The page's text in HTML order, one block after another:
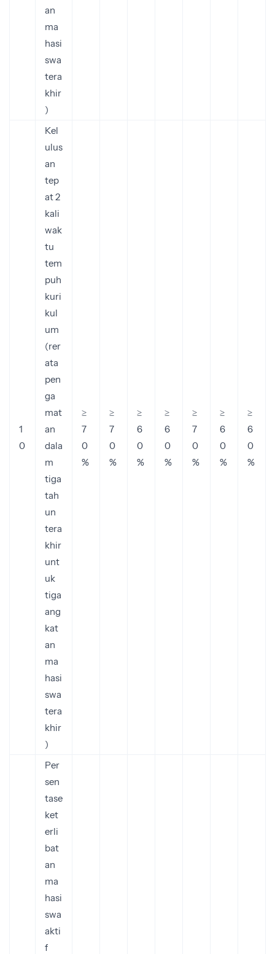
an
ma
hasi
swa
tera
khir
)
1
0
Kel
ulus
an
tep
at 2
kali
wak
tu
tem
puh
kuri
kul
um
(rer
ata
pen
ga
mat
an
dala
m
tiga
tah
un
tera
khir
unt
uk
tiga
ang
kat
an
ma
hasi
swa
tera
khir
)
≥
7
0
%
≥
7
0
%
≥
6
0
%
≥
6
0
%
≥
7
0
%
≥
6
0
%
≥
6
0
%
Per
sen
tase
ket
erli
bat
an
ma
hasi
swa
akti
f